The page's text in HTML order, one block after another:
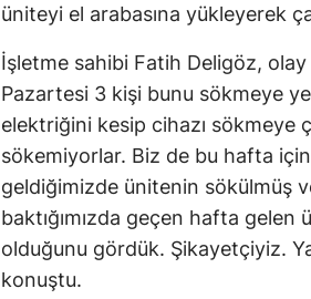
üniteyi el arabasına yükleyerek
İşletme sahibi Fatih Deligöz, olay
Pazartesi 3 kişi bunu sökmeye
elektriğini kesip cihazı sökmeye
sökemiyorlar. Biz de bu hafta
geldiğimizde ünitenin sökülmüş
baktığımızda geçen hafta
olduğunu gördük. Şikayetçiyiz.
konuştu.